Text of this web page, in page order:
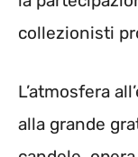
collezionisti
L’atmosfera
alla grande